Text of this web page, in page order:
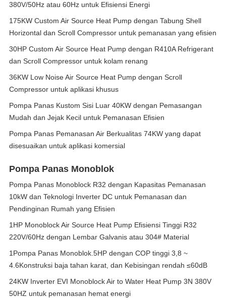
380V/50Hz atau 60Hz untuk Efisiensi Energi
175KW Custom Air Source Heat Pump dengan Tabung Shell
Horizontal dan Scroll Compressor untuk pemanasan yang efisien
30HP Custom Air Source Heat Pump dengan R410A Refrigerant
dan Scroll Compressor untuk kolam renang
36KW Low Noise Air Source Heat Pump dengan Scroll
Compressor untuk aplikasi khusus
Pompa Panas Kustom Sisi Luar 40KW dengan Pemasangan
Mudah dan Jejak Kecil untuk Pemanasan Efisien
Pompa Panas Pemanasan Air Berkualitas 74KW yang dapat
disesuaikan untuk aplikasi komersial
Pompa Panas Monoblok
Pompa Panas Monoblock R32 dengan Kapasitas Pemanasan
10kW dan Teknologi Inverter DC untuk Pemanasan dan
Pendinginan Rumah yang Efisien
1HP Monoblock Air Source Heat Pump Efisiensi Tinggi R32
220V/60Hz dengan Lembar Galvanis atau 304# Material
1Pompa Panas Monoblok.5HP dengan COP tinggi 3,8 ~
4.6Konstruksi baja tahan karat, dan Kebisingan rendah ≤60dB
24KW Inverter EVI Monoblock Air to Water Heat Pump 3N 380V
50HZ untuk pemanasan hemat energi